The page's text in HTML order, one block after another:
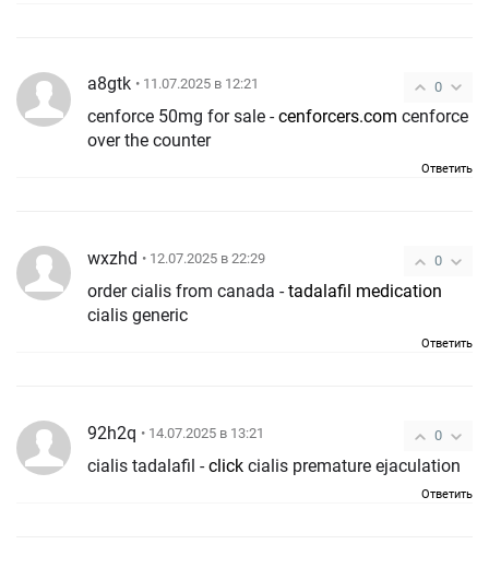
0
a8gtk • 11.07.2025 в 12:21
cenforce 50mg for sale -cenforcers.com cenforce
over the counter
Ответить
0
wxzhd • 12.07.2025 в 22:29
order cialis from canada -tadalafil medication
cialis generic
Ответить
0
92h2q • 14.07.2025 в 13:21
cialis tadalafil -click cialis premature ejaculation
Ответить